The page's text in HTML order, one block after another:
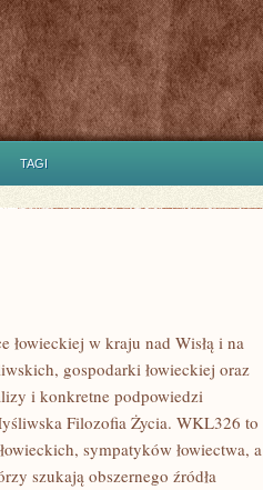
TAGI
łowieckiej w kraju nad Wisłą i na
gospodarki łowieckiej oraz
i konkretne podpowiedzi
Filozofia Życia. WKL326 to
sympatyków łowiectwa, a
szukają obszernego źródła